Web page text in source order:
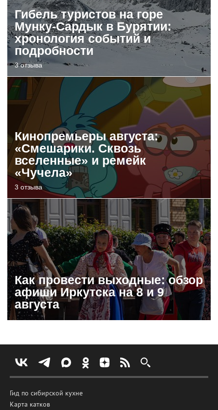
Гибель туристов на горе
Мунку-Сардык в Бурятии:
хронология событий и
подробности
3 отзыва
Кинопремьеры августа:
«Смешарики. Сквозь
вселенные» и ремейк
«Чучела»
3 отзыва
Как провести выходные: обзор
афиши Иркутска на 8 и 9
августа
Гид по сибирской кухне
Карта катков